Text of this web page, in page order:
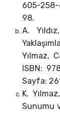
605-258-
98.
A.
Yılmaz,
ISBN:
Sayfa:
K.
Sunumu